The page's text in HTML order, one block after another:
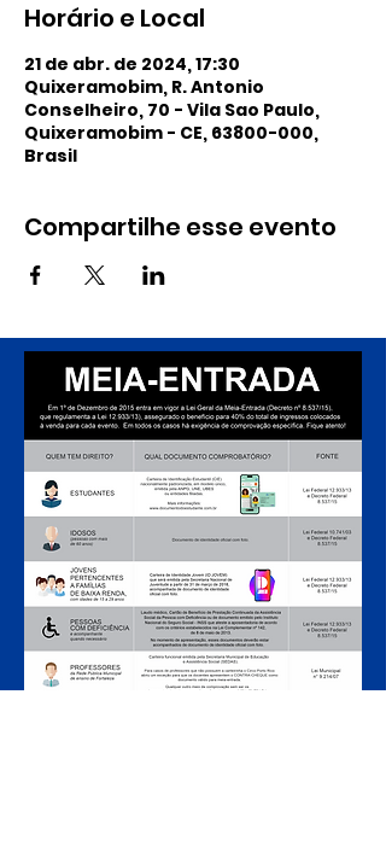
Horário e Local
21 de abr. de 2024, 17:30
Quixeramobim, R. Antonio
Conselheiro, 70 - Vila Sao Paulo,
Quixeramobim - CE, 63800-000,
Brasil
Compartilhe esse evento